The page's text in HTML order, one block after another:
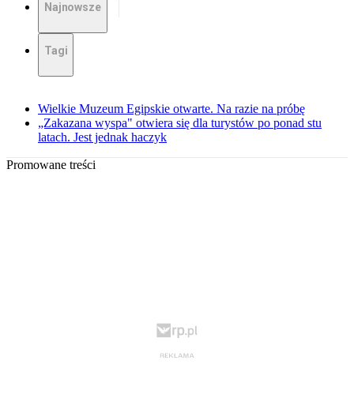
Najnowsze
Tagi
Wielkie Muzeum Egipskie otwarte. Na razie na próbę
„Zakazana wyspa" otwiera się dla turystów po ponad stu
latach. Jest jednak haczyk
Promowane treści